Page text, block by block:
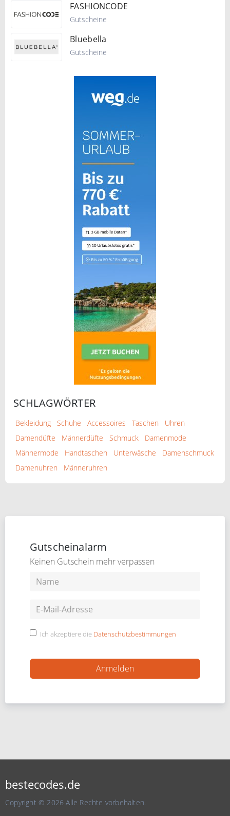
FASHIONCODE
Gutscheine
Bluebella
Gutscheine
SCHLAGWÖRTER
Bekleidung Schuhe Accessoires Taschen
Uhren
Damendüfte
Männerdüfte Schmuck
Damenmode
Männermode
Handtaschen Unterwäsche
Damenschmuck
Damenuhren
Männeruhren
Gutscheinalarm
Keinen Gutschein mehr verpassen
Ich akzeptiere die Datenschutzbestimmungen
bestecodes.de
Copyright © 2026 Alle Rechte vorbehalten.